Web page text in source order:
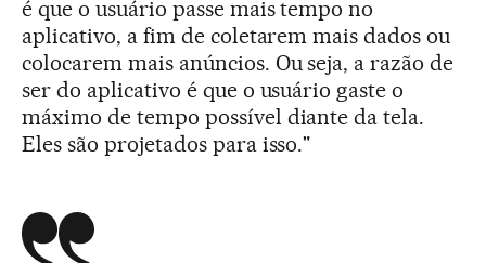
é que o usuário passe mais tempo no
aplicativo, a fim de coletarem mais dados ou
colocarem mais anúncios. Ou seja, a razão de
ser do aplicativo é que o usuário gaste o
máximo de tempo possível diante da tela.
Eles são projetados para isso."